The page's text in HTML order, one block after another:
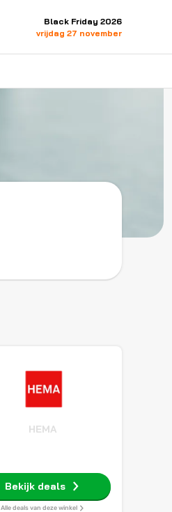
Black Friday 2026
vrijdag 27 november
HEMA
Bekijk deals
Alle deals van deze winkel